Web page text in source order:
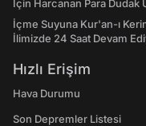
İçin Harcanan Para Dudak
İçme Suyuna Kur'an-ı
İlimizde 24 Saat Devam
Hızlı Erişim
Hava Durumu
Son Depremler Listesi